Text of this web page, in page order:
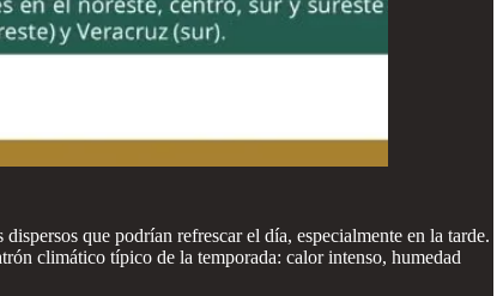
que podrían refrescar el día, especialmente en la tarde.
climático típico de la temporada: calor intenso, humedad